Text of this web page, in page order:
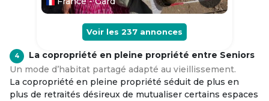
Voir les 237 annonces
4
La copropriété en pleine propriété entre Seniors
Un mode d’habitat partagé adapté au vieillissement.
La copropriété en pleine propriété séduit de plus en
plus de retraités désireux de mutualiser certains espaces